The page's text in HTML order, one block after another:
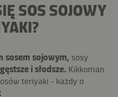
SOS SOJOWY
sosem sojowym, sosy
i słodsze. Kikkoman
teriyaki - każdy o